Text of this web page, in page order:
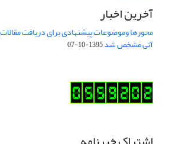
آخرین اخبار
محورها وموضوعات پیشنهادی برای دریافت
آتی مشخص شد1395-10-07